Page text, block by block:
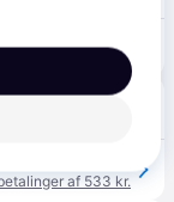
1.579 kr.
af 533 kr.